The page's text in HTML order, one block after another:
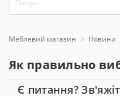
Меблевий магазин Новини
Як правильно
Є питання?